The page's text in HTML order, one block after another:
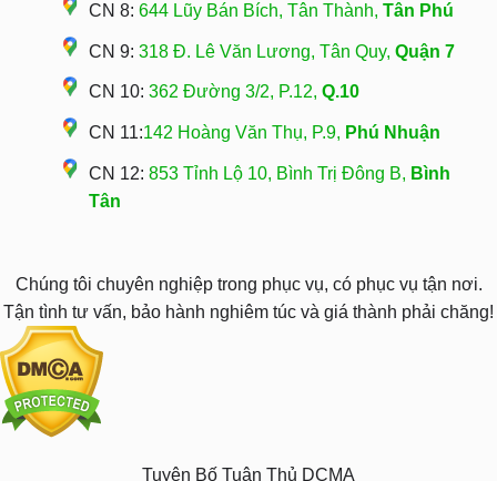
CN 8: 644 Lũy Bán Bích, Tân Thành, Tân Phú
CN 9: 318 Đ. Lê Văn Lương, Tân Quy, Quận 7
CN 10: 362 Đường 3/2, P.12, Q.10
CN 11:142 Hoàng Văn Thụ, P.9, Phú Nhuận
CN 12: 853 Tỉnh Lộ 10, Bình Trị Đông B, Bình
Tân
Chúng tôi chuyên nghiệp trong phục vụ, có phục vụ tận nơi.
Tận tình tư vấn, bảo hành nghiêm túc và giá thành phải chăng!
Tuyên Bố Tuân Thủ DCMA